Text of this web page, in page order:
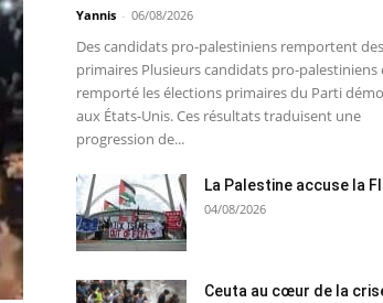
Yannis - 06/08/2026
Des candidats pro-palestiniens remportent des
primaires Plusieurs candidats pro-palestiniens
remporté les élections primaires du Parti
aux États-Unis. Ces résultats traduisent une
progression de...
La Palestine accuse la
04/08/2026
Ceuta au cœur de la